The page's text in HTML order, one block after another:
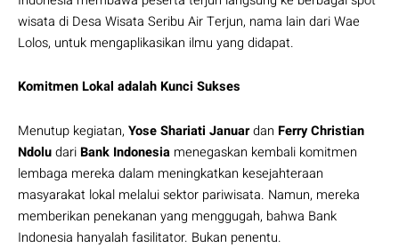
wisata di Desa Wisata Seribu Air Terjun, nama lain dari Wae
Lolos, untuk mengaplikasikan ilmu yang didapat.
Komitmen Lokal adalah Kunci Sukses
Menutup kegiatan, Yose Shariati Januardan Ferry Christian
Ndoludari Bank Indonesia menegaskan kembali komitmen
lembaga mereka dalam meningkatkan kesejahteraan
masyarakat lokal melalui sektor pariwisata. Namun, mereka
memberikan penekanan yang menggugah, bahwa Bank
Indonesia hanyalah fasilitator. Bukan penentu.